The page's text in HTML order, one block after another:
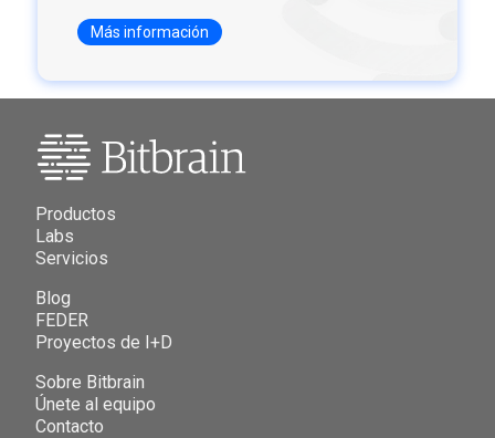
Más información
Productos
Labs
Servicios
Blog
FEDER
Proyectos de I+D
Sobre Bitbrain
Únete al equipo
Contacto